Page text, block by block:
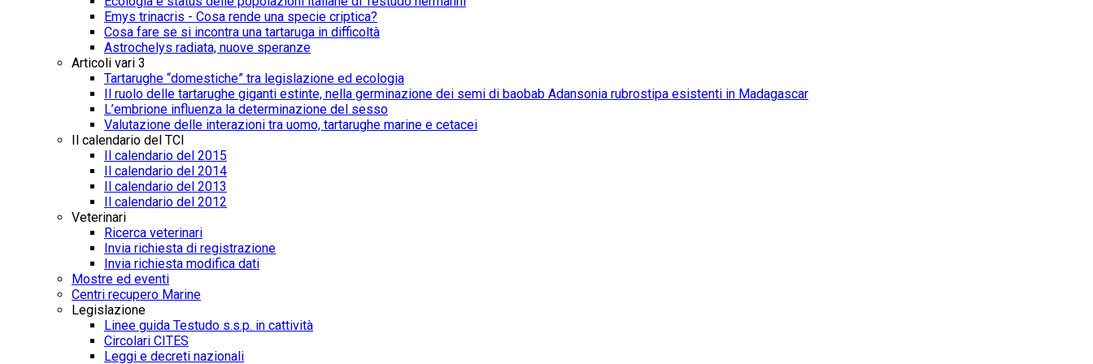
Emys trinacris - Cosa rende una specie criptica?
Cosa fare se si incontra una tartaruga in difficoltà
Astrochelys radiata, nuove speranze
Articoli vari 3
Tartarughe “domestiche” tra legislazione ed ecologia
Il ruolo delle tartarughe giganti estinte, nella germinazione dei semi di baobab Adansonia rubrostipa esistenti in Madagascar
L’embrione influenza la determinazione del sesso
Valutazione delle interazioni tra uomo, tartarughe marine e cetacei
Il calendario del TCI
Il calendario del 2015
Il calendario del 2014
Il calendario del 2013
Il calendario del 2012
Veterinari
Ricerca veterinari
Invia richiesta di registrazione
Invia richiesta modifica dati
Mostre ed eventi
Centri recupero Marine
Legislazione
Linee guida Testudo s.s.p. in cattività
Circolari CITES
Leggi e decreti nazionali